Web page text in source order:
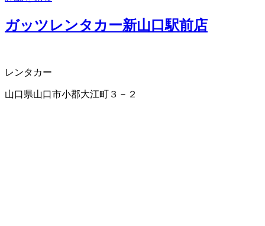
ガッツレンタカー新山口駅前店
レンタカー
山口県山口市小郡大江町３－２